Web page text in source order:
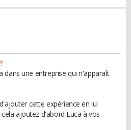
dans une entreprise qui n'apparaît
cette expérience en lui
ajoutez d'abord Luca à vos